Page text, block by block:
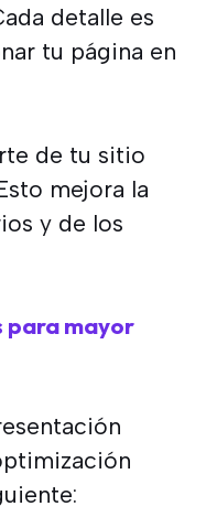
detalle es
tu página en
de tu sitio
mejora la
y de los
mayor